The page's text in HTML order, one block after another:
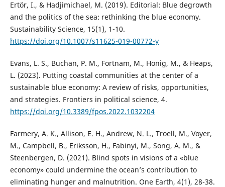
Ertör, I., & Hadjimichael, M. (2019). Editorial: Blue degrowth
and the politics of the sea: rethinking the blue economy.
Sustainability Science, 15(1), 1-10.
https://doi.org/10.1007/s11625-019-00772-y
Evans, L. S., Buchan, P. M., Fortnam, M., Honig, M., & Heaps,
L. (2023). Putting coastal communities at the center of a
sustainable blue economy: A review of risks, opportunities,
and strategies. Frontiers in political science, 4.
https://doi.org/10.3389/fpos.2022.1032204
Farmery, A. K., Allison, E. H., Andrew, N. L., Troell, M., Voyer,
M., Campbell, B., Eriksson, H., Fabinyi, M., Song, A. M., &
Steenbergen, D. (2021). Blind spots in visions of a «blue
economy» could undermine the ocean’s contribution to
eliminating hunger and malnutrition. One Earth, 4(1), 28-38.